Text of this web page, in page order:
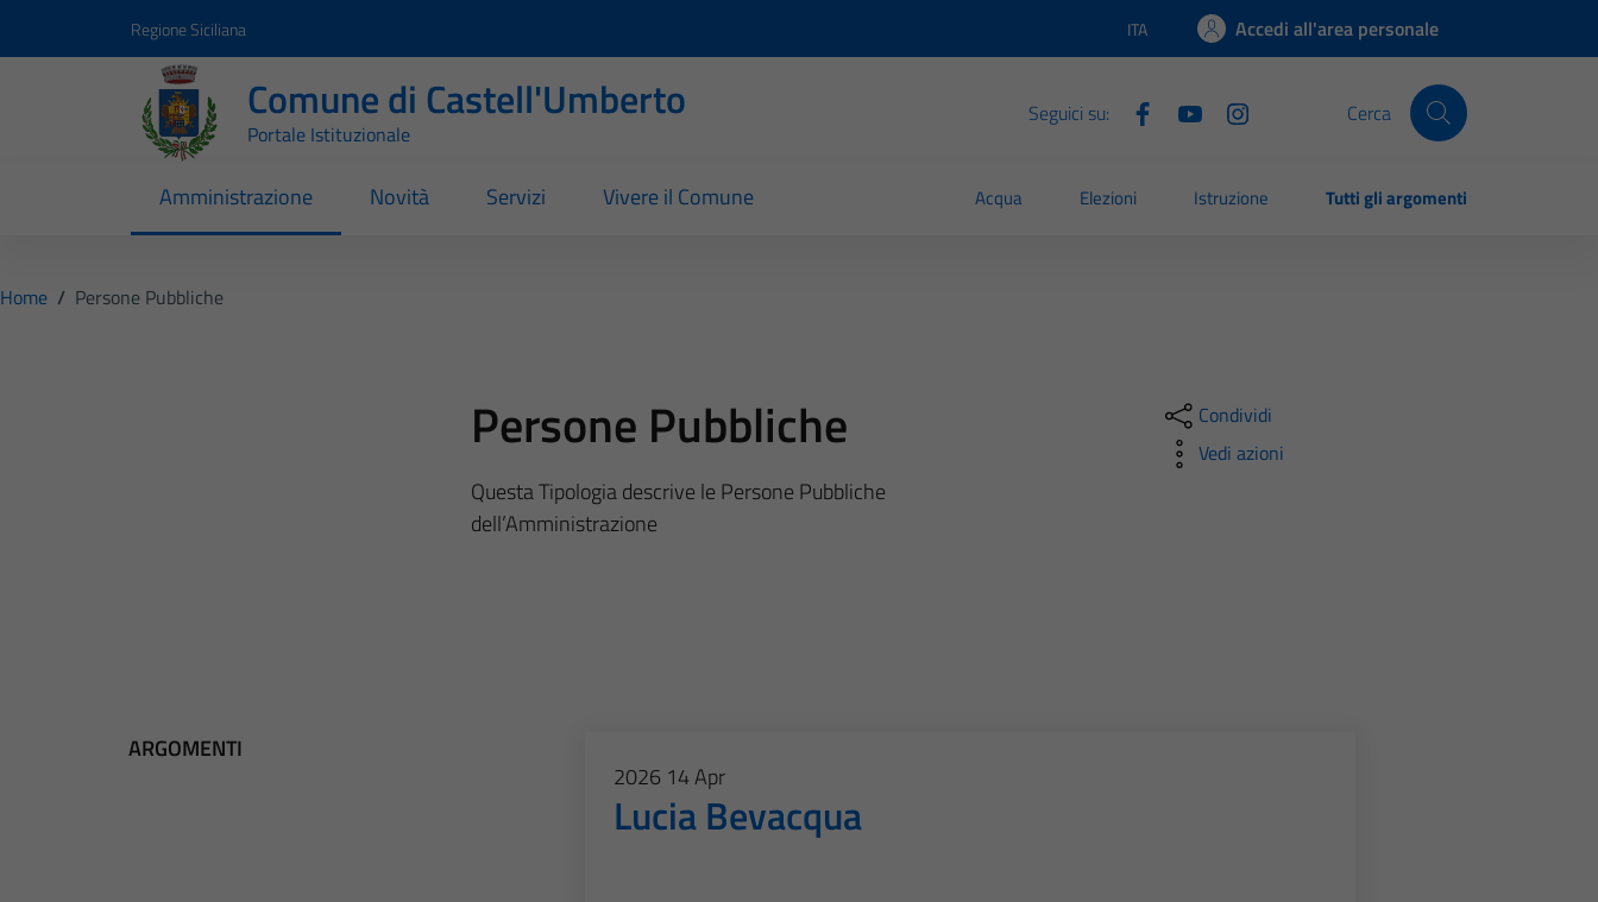
Regione Siciliana Lingua attiva:
ITA Accedi all'area personale
Comune di Castell'Umberto
Portale Istituzionale
Seguici su: Cerca
Amministrazione Novità Servizi Vivere il Comune Acqua Elezioni Istruzione Tutti gli argomenti
Home / Persone Pubbliche
Persone Pubbliche
Questa Tipologia descrive le Persone Pubbliche
dell’Amministrazione
Condividi
Vedi azioni
ARGOMENTI
2026 14Apr
Lucia Bevacqua